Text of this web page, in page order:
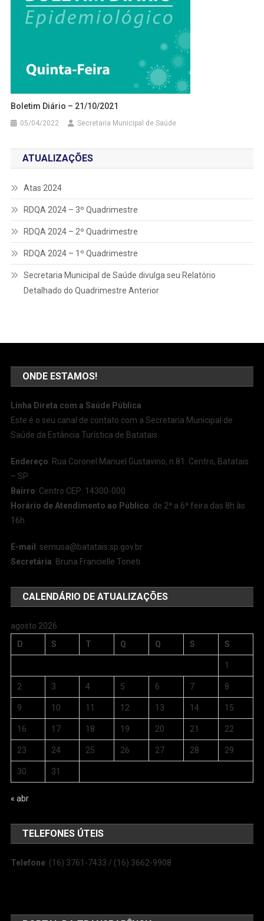
Boletim Diário – 21/10/2021
05/04/2022 Secretaria Municipal de Saúde
ATUALIZAÇÕES
Atas 2024
RDQA 2024 – 3º Quadrimestre
RDQA 2024 – 2º Quadrimestre
RDQA 2024 – 1º Quadrimestre
Secretaria Municipal de Saúde divulga seu Relatório
Detalhado do Quadrimestre Anterior
ONDE ESTAMOS!
Linha Direta com a Saúde Pública
Este é o seu canal de contato com a Secretaria Municipal de
Saúde da Estância Turística de Batatais.
Endereço: Rua Coronel Manuel Gustavino, n.81. Centro, Batatais
– SP
Bairro: Centro CEP: 14300-000
Horário de Atendimento ao Público: de 2ª a 6ª feira das 8h às
16h
E-mail :semusa@batatais.sp.gov.br
Secretária: Bruna Francielle Toneti
CALENDÁRIO DE ATUALIZAÇÕES
agosto 2026
D
S T Q Q S S
1
2 3 4 5 6 7 8
9 10 11 12 13 14 15
16 17 18 19 20 21 22
23 24 25 26 27 28 29
30 31
« abr
TELEFONES ÚTEIS
Telefone: (16) 3761-7433 / (16) 3662-9908